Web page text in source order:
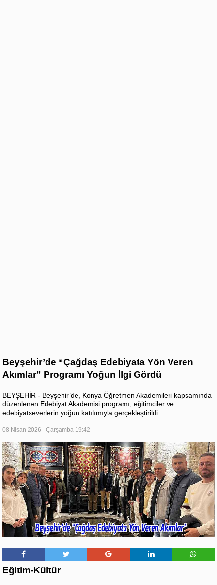
Beyşehir’de “Çağdaş Edebiyata Yön Veren
Akımlar” Programı Yoğun İlgi Gördü
BEYŞEHİR - Beyşehir’de, Konya Öğretmen Akademileri kapsamında
düzenlenen Edebiyat Akademisi programı, eğitimciler ve
edebiyatseverlerin yoğun katılımıyla gerçekleştirildi.
08 Nisan 2026 - Çarşamba 19:42
Eğitim-Kültür